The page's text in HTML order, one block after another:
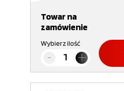
Towar na
zamówienie
Wybierz ilość